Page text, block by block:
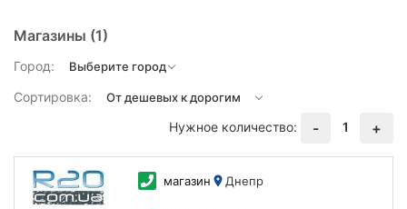
Магазины (1)
Город:
Сортировка:
Нужное количество:
- 1 +
магазин Днепр